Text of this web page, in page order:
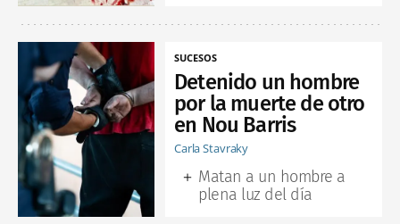
SUCESOS
Detenido un hombre
por la muerte de otro
en Nou Barris
Carla Stavraky
Matan a un hombre a
plena luz del día